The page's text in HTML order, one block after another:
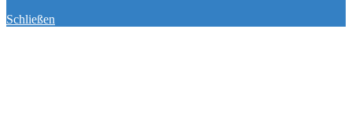
Schließen